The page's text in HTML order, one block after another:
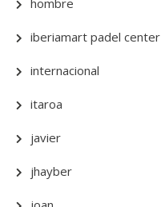
iberiamart padel center
internacional
itaroa
javier
jhayber